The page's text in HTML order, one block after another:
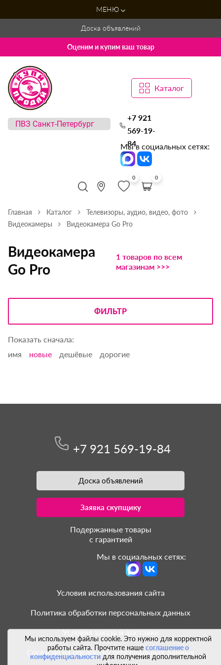
МЕНЮ
Доска объявлений
Оценим и купим ваш товар
Каталог
+7 921
569-19-
84
Мы в социальных сетях:
0 0
Главная Каталог
Телевизоры, аудио, видео, фото
Видеокамеры
Видеокамера Go Pro
Видеокамера
Go Pro
1 товаров по всем
магазинам >>>
ФИЛЬТР
Показать сначала:
имя
новые дешёвые дорогие
Мы используем файлы cookie. Это нужно для корректной
работы сайта. Прочтите наше соглашение о
конфиденциальностидля получения дополнительной
+7 921 569-19-84
Доска объявлений
Заявка скупщику
Подержанные товары
с гарантией
Мы в социальных сетях:
Условия использования сайта
Политика обработки персональных данных
Условия заказа и доставки
Согласие на обработку персональных данных